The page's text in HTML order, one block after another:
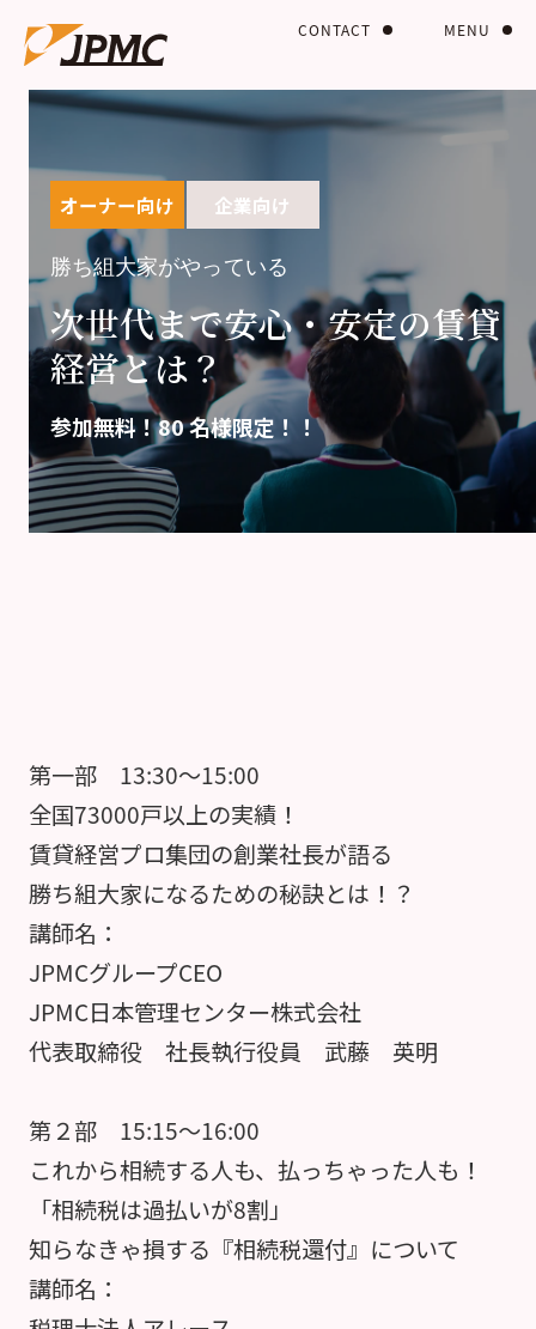
MENU
CONTACT
オーナー向け 企業向け
勝ち組大家がやっている
次世代まで安心・安定の賃貸
経営とは？
参加無料！80 名様限定！！
第一部 13:30～15:00
全国73000戸以上の実績！
賃貸経営プロ集団の創業社長が語る
勝ち組大家になるための秘訣とは！？
講師名：
JPMCグループCEO
JPMC日本管理センター株式会社
代表取締役 社長執行役員 武藤 英明
第２部 15:15～16:00
これから相続する人も、払っちゃった人も！
「相続税は過払いが8割」
知らなきゃ損する『相続税還付』について
講師名：